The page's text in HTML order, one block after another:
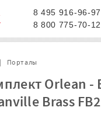
8 495 916-96-97
8 800 775-70-12
Порталы
Orlean -
Brass FB2